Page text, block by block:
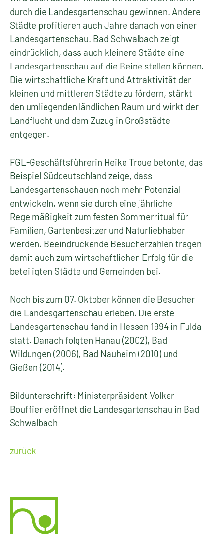
durch die Landesgartenschau gewinnen. Andere
Städte profitieren auch Jahre danach von einer
Landesgartenschau. Bad Schwalbach zeigt
eindrücklich, dass auch kleinere Städte eine
Landesgartenschau auf die Beine stellen können.
Die wirtschaftliche Kraft und Attraktivität der
kleinen und mittleren Städte zu fördern, stärkt
den umliegenden ländlichen Raum und wirkt der
Landflucht und dem Zuzug in Großstädte
entgegen.
FGL-Geschäftsführerin Heike Troue betonte, das
Beispiel Süddeutschland zeige, dass
Landesgartenschauen noch mehr Potenzial
entwickeln, wenn sie durch eine jährliche
Regelmäßigkeit zum festen Sommerritual für
Familien, Gartenbesitzer und Naturliebhaber
werden. Beeindruckende Besucherzahlen tragen
damit auch zum wirtschaftlichen Erfolg für die
beteiligten Städte und Gemeinden bei.
Noch bis zum 07. Oktober können die Besucher
die Landesgartenschau erleben. Die erste
Landesgartenschau fand in Hessen 1994 in Fulda
statt. Danach folgten Hanau (2002), Bad
Wildungen (2006), Bad Nauheim (2010) und
Gießen (2014).
Bildunterschrift: Ministerpräsident Volker
Bouffier eröffnet die Landesgartenschau in Bad
Schwalbach
zurück